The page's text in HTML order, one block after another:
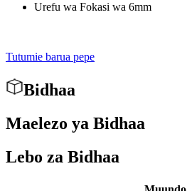
Urefu wa Fokasi wa 6mm
Tutumie barua pepe
Bidhaa
Maelezo ya Bidhaa
Lebo za Bidhaa